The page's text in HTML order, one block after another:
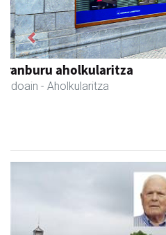
Arruti gozotegia
Andoain - Gozotegiak
Previous